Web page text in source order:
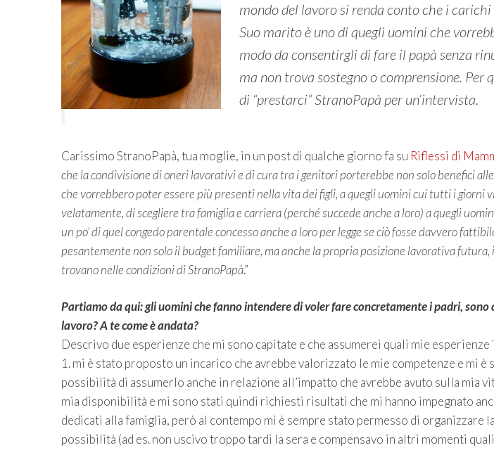
mondo del lavoro si renda conto che i
Suo marito è uno di quegli uomini che
modo da consentirgli di fare il papà senza
ma non trova sostegno o comprensione. Per
di “prestarci” StranoPapà per un’intervista.
Carissimo StranoPapà, tua moglie, in un post di qualche giorno fa su Riflessi di
che la condivisione di oneri lavorativi e di cura tra i genitori porterebbe non solo benefici
che vorrebbero poter essere più presenti nella vita dei figli, a quegli uomini cui tutti i giorni
velatamente, di scegliere tra famiglia e carriera (perché succede anche a loro) a quegli
un po’ di quel congedo parentale concesso anche a loro per legge se ciò fosse davvero
pesantemente non solo il budget familiare, ma anche la propria posizione lavorativa futura,
trovano nelle condizioni di StranoPapà.”
Partiamo da qui: gli uomini che fanno intendere di voler fare concretamente i padri,
lavoro? A te come è andata?
Descrivo due esperienze che mi sono capitate e che assumerei quali mie esperienze
1. mi è stato proposto un incarico che avrebbe valorizzato le mie competenze e mi è
possibilità di assumerlo anche in relazione all’impatto che avrebbe avuto sulla mia
mia disponibilità e mi sono stati quindi richiesti risultati che mi hanno impegnato
dedicati alla famiglia, però al contempo mi è sempre stato permesso di organizzare
possibilità (ad es. non uscivo troppo tardi la sera e compensavo in altri momenti